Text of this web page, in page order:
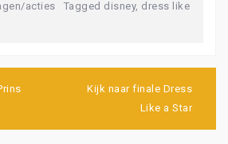
acties Tagged disney, dress like
Kijk naar finale Dress
Like a Star